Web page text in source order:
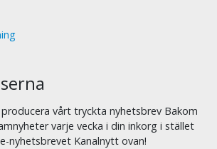
vårt tryckta nyhetsbrev Bakom
varje vecka i din inkorg i stället
nyhetsbrevet Kanalnytt ovan!